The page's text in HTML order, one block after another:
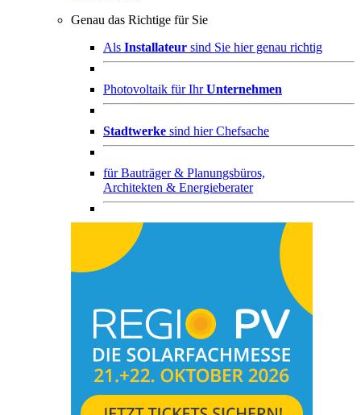
Genau das Richtige für Sie
Als Installateur sind Sie hier genau richtig
Photovoltaik für IhrUnternehmen
Stadtwerke sind hier Chefsache
fürBauträger & Planungsbüros,
Architekten & Energieberater